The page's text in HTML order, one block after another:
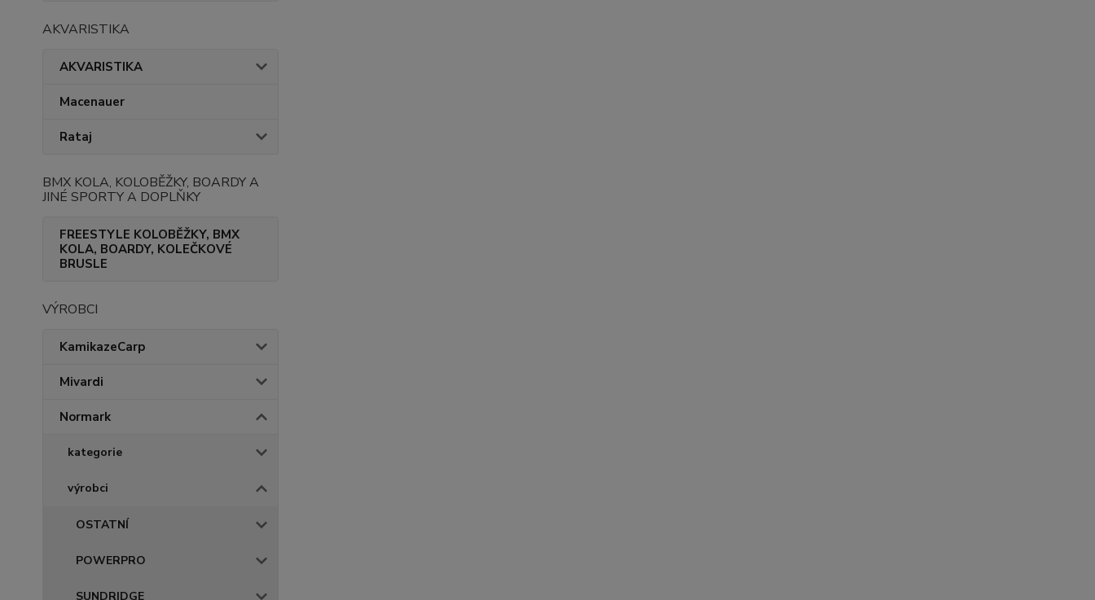
AKVARISTIKA
AKVARISTIKA
Macenauer
Rataj
BMX KOLA, KOLOBĚŽKY, BOARDY A
JINÉ SPORTY A DOPLŇKY
FREESTYLE KOLOBĚŽKY, BMX
KOLA, BOARDY, KOLEČKOVÉ
BRUSLE
VÝROBCI
KamikazeCarp
Mivardi
Normark
kategorie
výrobci
OSTATNÍ
POWERPRO
SUNDRIDGE